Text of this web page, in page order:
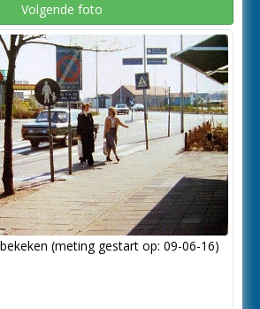
Volgende foto
(meting gestart op: 09-06-16)